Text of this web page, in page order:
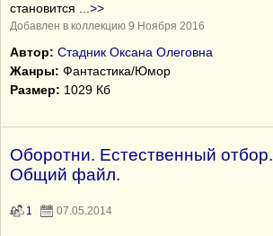
становится
>>
Добавлен в коллекцию 9 Ноября 2016
Автор: Стадник Оксана Олеговна
Жанры: Фантастика/Юмор
Размер: 1029 Кб
Оборотни. Естественный отбор.
Общий файл.
1 07.05.2014